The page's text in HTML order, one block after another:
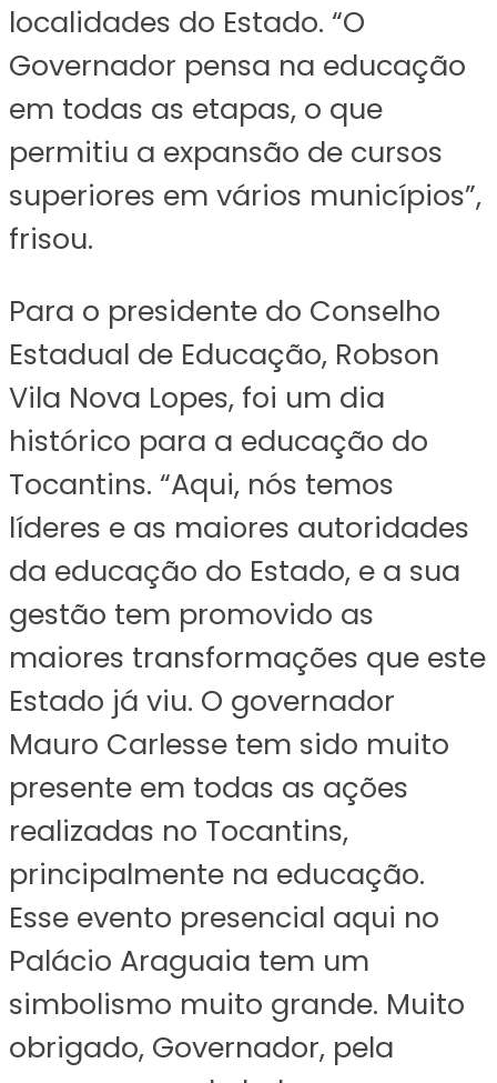
localidades do Estado. “O
Governador pensa na educação
em todas as etapas, o que
permitiu a expansão de cursos
superiores em vários municípios”,
frisou.
Para o presidente do Conselho
Estadual de Educação, Robson
Vila Nova Lopes, foi um dia
histórico para a educação do
Tocantins. “Aqui, nós temos
líderes e as maiores autoridades
da educação do Estado, e a sua
gestão tem promovido as
maiores transformações que este
Estado já viu. O governador
Mauro Carlesse tem sido muito
presente em todas as ações
realizadas no Tocantins,
principalmente na educação.
Esse evento presencial aqui no
Palácio Araguaia tem um
simbolismo muito grande. Muito
obrigado, Governador, pela